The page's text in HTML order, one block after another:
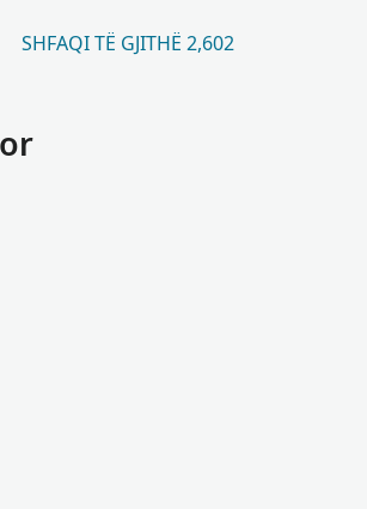
SHFAQI TË GJITHË 2,602